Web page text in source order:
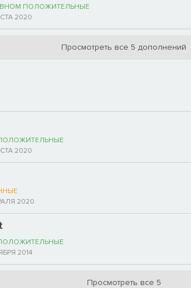
ПОЛОЖИТЕЛЬНЫЕ
2020
Просмотреть все 5 дополнений
2020
2020
2014
Просмотреть все 5